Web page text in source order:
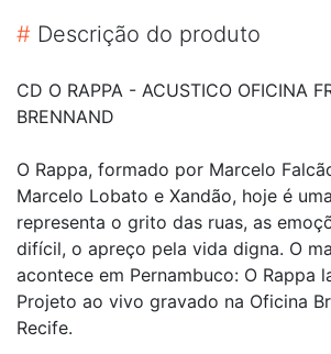
# Descrição do produto
CD O RAPPA - ACUSTICO OFICINA
BRENNAND
O Rappa, formado por Marcelo
Marcelo Lobato e Xandão, hoje é
representa o grito das ruas, as
difícil, o apreço pela vida digna. O
acontece em Pernambuco: O Rappa
Projeto ao vivo gravado na Oficina
Recife.